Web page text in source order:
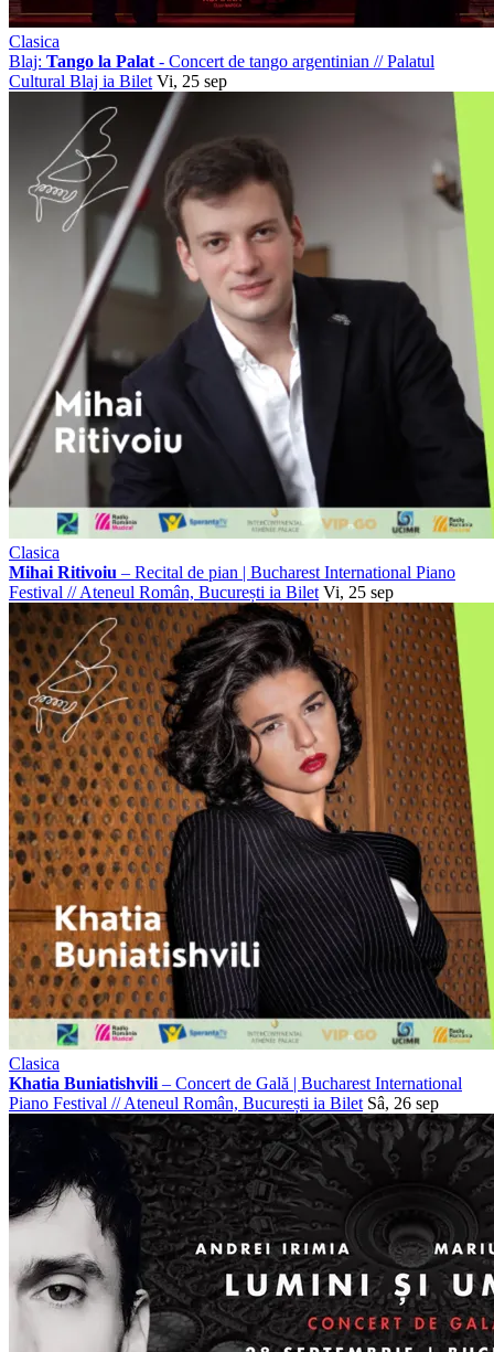
Clasica
Blaj: Tango la Palat - Concert de tango argentinian //Palatul
Cultural Blaj ia Bilet Vi, 25 sep
Clasica
Mihai Ritivoiu – Recital de pian | Bucharest International Piano
Festival //Ateneul Român, București ia Bilet Vi, 25 sep
Clasica
Khatia Buniatishvili – Concert de Gală | Bucharest International
Piano Festival //Ateneul Român, București ia Bilet Sâ, 26 sep